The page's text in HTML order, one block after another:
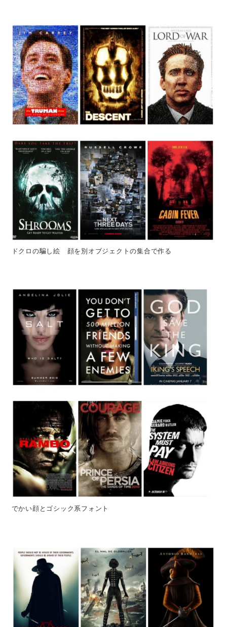
ドクロの騙し絵 顔を別オブジェクトの集合で作る
でかい顔とゴシック系フォント